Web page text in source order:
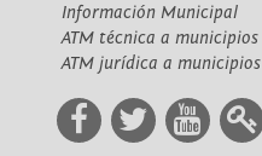
Información Municipal
ATM técnica a municipios
ATM jurídica a municipios